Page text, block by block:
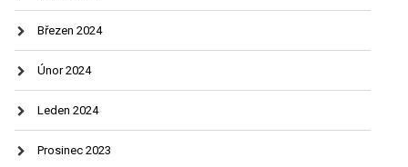
Březen 2024
Únor 2024
Leden 2024
Prosinec 2023